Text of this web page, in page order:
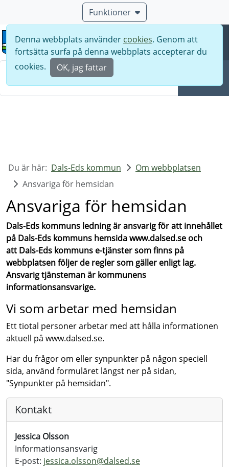
Funktioner
Meny
Denna webbplats använder cookies. Genom att
fortsätta surfa på denna webbplats accepterar du
cookies.
OK, jag fattar
Du är här: Dals-Eds kommun
Om webbplatsen
Ansvariga för hemsidan
Ansvariga för hemsidan
Dals-Eds kommuns ledning är ansvarig för att innehållet
på Dals-Eds kommuns hemsida www.dalsed.se och
att Dals-Eds kommuns e-tjänster som finns på
webbplatsen följer de regler som gäller enligt lag.
Ansvarig tjänsteman är kommunens
informationsansvarige.
Vi som arbetar med hemsidan
Ett tiotal personer arbetar med att hålla informationen
aktuell på www.dalsed.se.
Har du frågor om eller synpunkter på någon speciell
sida, använd formuläret längst ner på sidan,
"Synpunkter på hemsidan".
Kontakt
Jessica Olsson
Informationsansvarig
E-post: jessica.olsson@dalsed.se